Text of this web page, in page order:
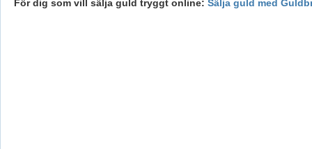
För dig som vill sälja guld tryggt online: Sälja guld med